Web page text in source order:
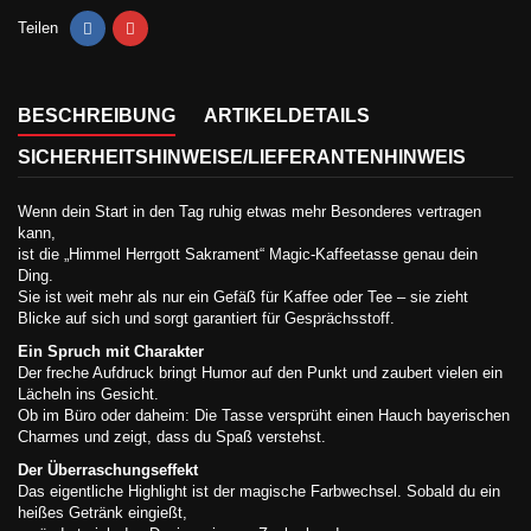
Teilen
BESCHREIBUNG ARTIKELDETAILS
SICHERHEITSHINWEISE/LIEFERANTENHINWEIS
Wenn dein Start in den Tag ruhig etwas mehr Besonderes vertragen
kann,
ist die „Himmel Herrgott Sakrament“ Magic-Kaffeetasse genau dein
Ding.
Sie ist weit mehr als nur ein Gefäß für Kaffee oder Tee – sie zieht
Blicke auf sich und sorgt garantiert für Gesprächsstoff.
Ein Spruch mit Charakter
Der freche Aufdruck bringt Humor auf den Punkt und zaubert vielen ein
Lächeln ins Gesicht.
Ob im Büro oder daheim: Die Tasse versprüht einen Hauch bayerischen
Charmes und zeigt, dass du Spaß verstehst.
Der Überraschungseffekt
Das eigentliche Highlight ist der magische Farbwechsel. Sobald du ein
heißes Getränk eingießt,